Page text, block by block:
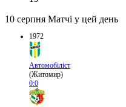
10 серпня Матчі у цей день
1972
Автомобіліст
(Житомир)
0:0